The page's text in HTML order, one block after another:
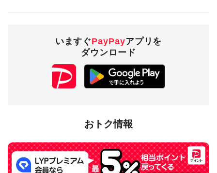
いますぐPayPayアプリを
ダウンロード
おトク情報